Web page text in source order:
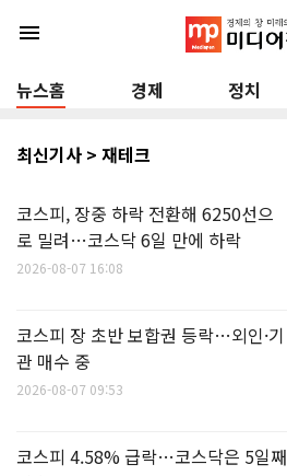
menu
뉴스홈 경제 정치
최신기사 > 재테크
코스피, 장중 하락 전환해 6250선으
로 밀려…코스닥 6일 만에 하락
2026-08-07 16:08
코스피 장 초반 보합권 등락…외인·기
관 매수 중
2026-08-07 09:53
코스피 4.58% 급락…코스닥은 5일째